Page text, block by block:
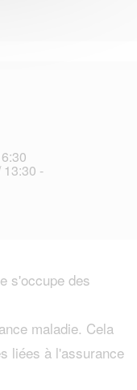
13:30 -
s'occupe des
maladie. Cela
liées à l'assurance